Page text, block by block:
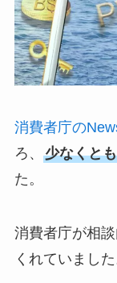
消費者庁の
ろ、 少なくと
た。
消費者庁が相
くれていました